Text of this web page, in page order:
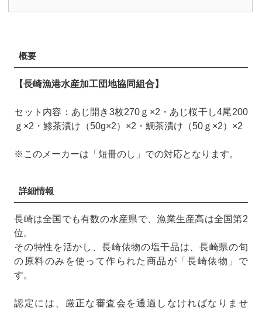
概要
【長崎漁港水産加工団地協同組合】
セット内容：あじ開き3枚270ｇ×2・あじ桜干し4尾200
ｇ×2・鯵茶漬け（50g×2）×2・鯛茶漬け（50ｇ×2）×2
※このメーカーは「短冊のし」での対応となります。
詳細情報
長崎は全国でも有数の水産県で、漁業生産高は全国第2
位。
その特性を活かし、長崎俵物の塩干品は、長崎県の旬
の原料のみを使って作られた商品が「長崎俵物」で
す。
認定には、厳正な審査会を通過しなければなりませ